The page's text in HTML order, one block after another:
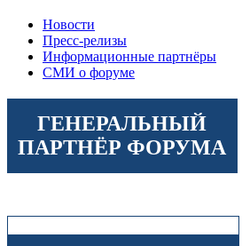
Новости
Пресс-релизы
Информационные партнёры
СМИ о форуме
ГЕНЕРАЛЬНЫЙ
ПАРТНЁР ФОРУМА